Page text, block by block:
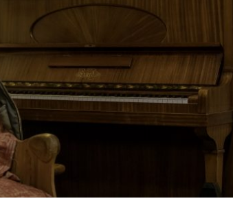
les morceaux de mon nouvel album en cours
ce moment de musique et d’être venu aussi
nombreux. Merci la Lisette !!!
MORE